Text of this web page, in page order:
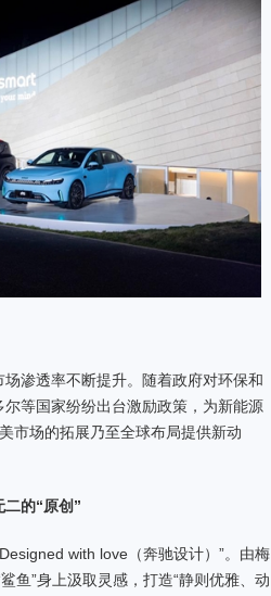
渗透率不断提升。随着政府对环保和
等国家纷纷出台激励政策，为新能源
市场的拓展乃至全球布局提供新动
二的“原创 ”
with love（奔驰设计）”。由梅
鱼”身上汲取灵感，打造“静则优雅、动